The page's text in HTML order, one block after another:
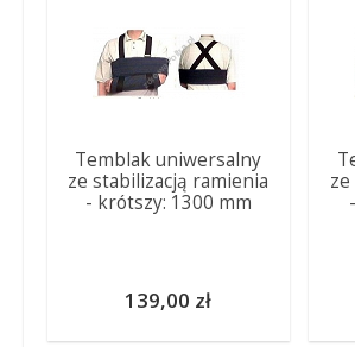
Temblak uniwersalny
ze stabilizacją ramienia
- krótszy: 1300 mm
139,00 zł